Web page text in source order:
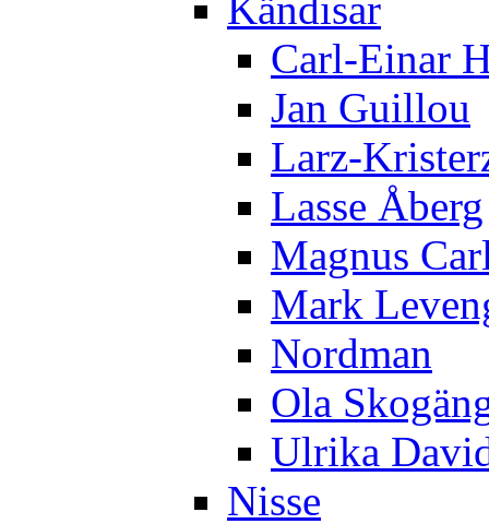
Carl-Einar
Jan Guillou
Larz-
Lasse Åberg
Magnus
Mark
Nordman
Ola
Ulrika
Nisse